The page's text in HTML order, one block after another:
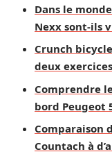
Dans le
Nexx sont-ils
Crunch
deux
Comprendre
bord Peugeot
Comparaison
Countach à